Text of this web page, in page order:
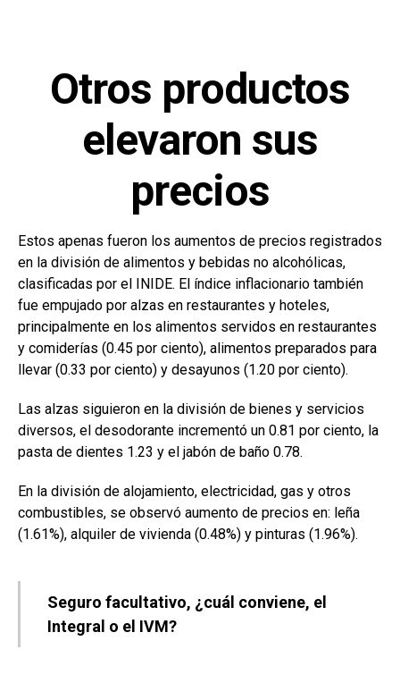
Otros productos
elevaron sus
precios
Estos apenas fueron los aumentos de precios registrados
en la división de alimentos y bebidas no alcohólicas,
clasificadas por el INIDE. El índice inflacionario también
fue empujado por alzas en restaurantes y hoteles,
principalmente en los alimentos servidos en restaurantes
y comiderías (0.45 por ciento), alimentos preparados para
llevar (0.33 por ciento) y desayunos (1.20 por ciento).
Las alzas siguieron en la división de bienes y servicios
diversos, el desodorante incrementó un 0.81 por ciento, la
pasta de dientes 1.23 y el jabón de baño 0.78.
En la división de alojamiento, electricidad, gas y otros
combustibles, se observó aumento de precios en: leña
(1.61%), alquiler de vivienda (0.48%) y pinturas (1.96%).
Seguro facultativo, ¿cuál conviene, el
Integral o el IVM?